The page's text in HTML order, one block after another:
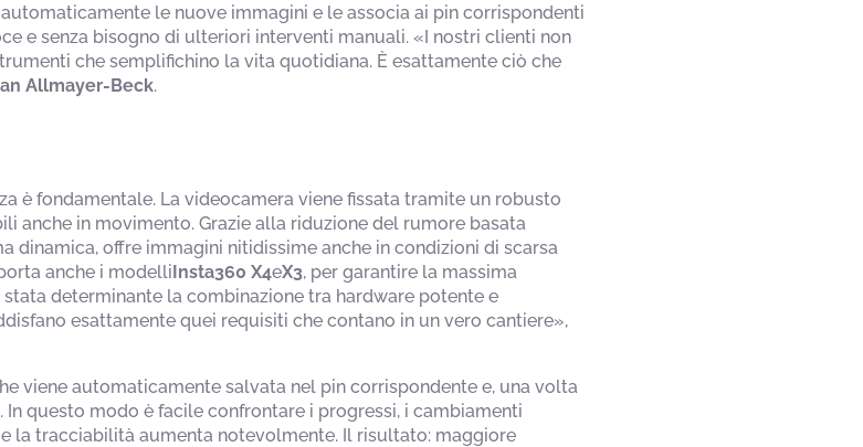
le nuove immagini e le associa ai pin corrispondenti
e senza bisogno di ulteriori interventi manuali. «I nostri clienti non
che semplifichino la vita quotidiana. È esattamente ciò che
Allmayer-Beck.
è fondamentale. La videocamera viene fissata tramite un robusto
anche in movimento. Grazie alla riduzione del rumore basata
dinamica, offre immagini nitidissime anche in condizioni di scarsa
anche i modelliInsta360 X4eX3, per garantire la massima
determinante la combinazione tra hardware potente e
esattamente quei requisiti che contano in un vero cantiere»,
viene automaticamente salvata nel pin corrispondente e, una volta
questo modo è facile confrontare i progressi, i cambiamenti
la tracciabilità aumenta notevolmente. Il risultato: maggiore